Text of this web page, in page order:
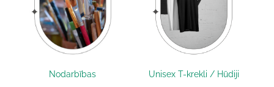
Nodarbības Unisex T-krekli / Hūdiji